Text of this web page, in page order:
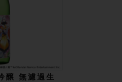
醸 無濾過生